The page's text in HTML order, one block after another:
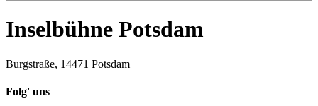
Inselbühne Potsdam
Burgstraße, 14471 Potsdam
Folg' uns